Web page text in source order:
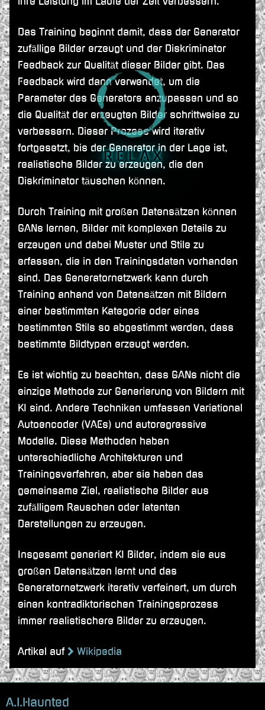
R E L A X
Das Training beginnt damit, dass der Generator
zufällige Bilder erzeugt und der Diskriminator
Feedback zur Qualität dieser Bilder gibt. Das
Feedback wird dann verwendet, um die
Parameter des Generators anzupassen und so
die Qualität der erzeugten Bilder schrittweise zu
verbessern. Dieser Prozess wird iterativ
fortgesetzt, bis der Generator in der Lage ist,
realistische Bilder zu erzeugen, die den
Diskriminator täuschen können.
Durch Training mit großen Datensätzen können
GANs lernen, Bilder mit komplexen Details zu
erzeugen und dabei Muster und Stile zu
erfassen, die in den Trainingsdaten vorhanden
sind. Das Generatornetzwerk kann durch
Training anhand von Datensätzen mit Bildern
einer bestimmten Kategorie oder eines
bestimmten Stils so abgestimmt werden, dass
bestimmte Bildtypen erzeugt werden.
Es ist wichtig zu beachten, dass GANs nicht die
einzige Methode zur Generierung von Bildern mit
KI sind. Andere Techniken umfassen Variational
Autoencoder (VAEs) und autoregressive
Modelle. Diese Methoden haben
unterschiedliche Architekturen und
Trainingsverfahren, aber sie haben das
gemeinsame Ziel, realistische Bilder aus
zufälligem Rauschen oder latenten
Darstellungen zu erzeugen.
Insgesamt generiert KI Bilder, indem sie aus
großen Datensätzen lernt und das
Generatornetzwerk iterativ verfeinert, um durch
einen kontradiktorischen Trainingsprozess
immer realistischere Bilder zu erzeugen.
Artikel auf Wikipedia
A.I.Haunted